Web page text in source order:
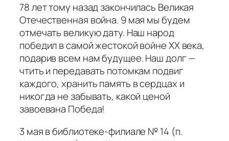
78 лет тому назад закончилась Великая
Отечественная война. 9 мая мы будем
отмечать великую дату. Наш народ
победил в самой жестокой войне ХХ века,
подарив всем нам будущее. Наш долг —
чтить и передавать потомкам подвиг
каждого, хранить память в сердцах и
никогда не забывать, какой ценой
завоевана Победа!
3 мая в библиотеке-филиале № 14 (п.